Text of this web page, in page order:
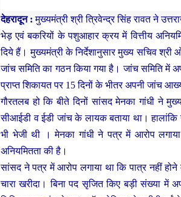
देहरादून : मुख्यमंत्री श्री त्रिवेन्द्र सिंह रावत ने
भेड़ एवं बकरियों के पशुआहार क्रय में वित्तीय
दिये हैं। मुख्यमंत्री के निर्देशानुसार मुख्य सचिव श्री
जांच समिति का गठन किया गया है। जांच समिति में
प्राप्त शिकायत पर 15 दिनों के भीतर अपनी जांच
गौरतलब हो कि बीते दिनों सांसद मेनका गांधी ने
सीआईडी व ईडी जांच के लायक बताया था। हालांकि
भी भेजी थी । मेनका गांधी ने पत्र में आरोप
अनियमितता की है।
सांसद ने पत्र में आरोप लगाया था कि पात्र नहीं
चारा खरीदा। बिना पद सृजित किए बड़ी संख्या में